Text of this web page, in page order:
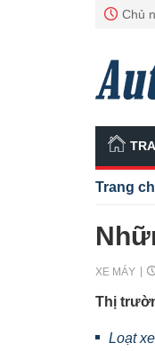
Chủ
Trang
XE MÁY
Thị
Loạt